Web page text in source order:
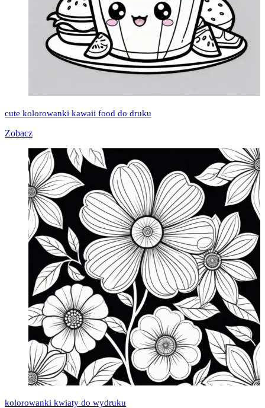
cute kolorowanki kawaii food do druku
Zobacz
kolorowanki kwiaty do wydruku